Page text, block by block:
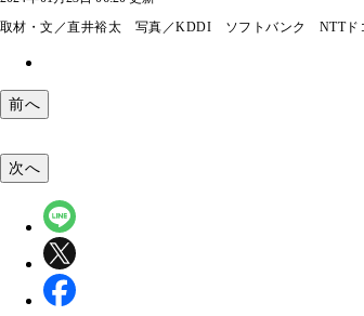
取材・文／直井裕太 写真／KDDI ソフトバンク NTT
前へ
次へ